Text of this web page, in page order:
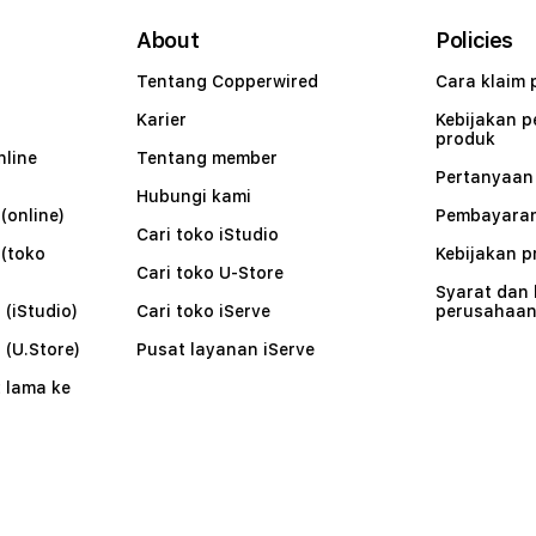
lama ke
About
Tentang Copperwired
Karier
Tentang member
Hubungi kami
Cari toko iStudio
Cari toko U-Store
Cari toko iServe
Pusat layanan iServe
Policies
Cara klaim
Kebijakan
produk
Pertanyaan
Kebijakan
Syarat dan
perusahaan